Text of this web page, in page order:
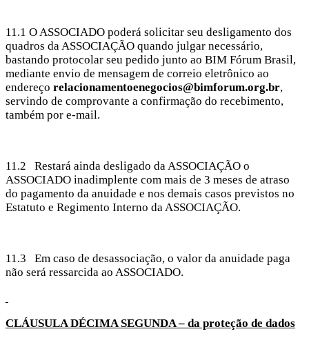
11.1 O ASSOCIADO poderá solicitar seu desligamento dos
quadros da ASSOCIAÇÃO quando julgar necessário,
bastando protocolar seu pedido junto ao BIM Fórum Brasil,
mediante envio de mensagem de correio eletrônico ao
endereço relacionamentoenegocios@bimforum.org.br,
servindo de comprovante a confirmação do recebimento,
também por e-mail.
11.2 Restará ainda desligado da ASSOCIAÇÃO o
ASSOCIADO inadimplente com mais de 3 meses de atraso
do pagamento da anuidade e nos demais casos previstos no
Estatuto e Regimento Interno da ASSOCIAÇÃO.
11.3 Em caso de desassociação, o valor da anuidade paga
não será ressarcida ao ASSOCIADO.
CLÁUSULA DÉCIMASEGUNDA – da proteção de dados